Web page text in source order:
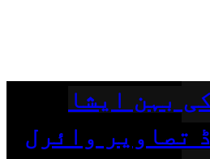
بہن ایشا
تصاویر وائرل